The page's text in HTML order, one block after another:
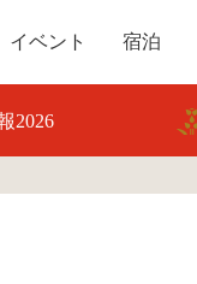
イベント 宿泊
2026